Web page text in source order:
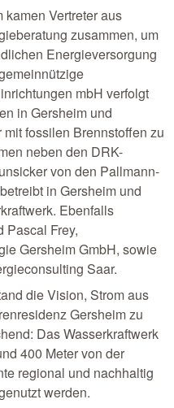
Vertreter aus
zusammen, um
Energieversorgung
mbH verfolgt
in Gersheim und
fossilen Brennstoffen zu
neben den DRK-
von den Pallmann-
in Gersheim und
Ebenfalls
Pascal Frey,
Gersheim GmbH, sowie
Saar.
die Vision, Strom aus
Gersheim zu
Das Wasserkraftwerk
400 Meter von der
regional und nachhaltig
werden.